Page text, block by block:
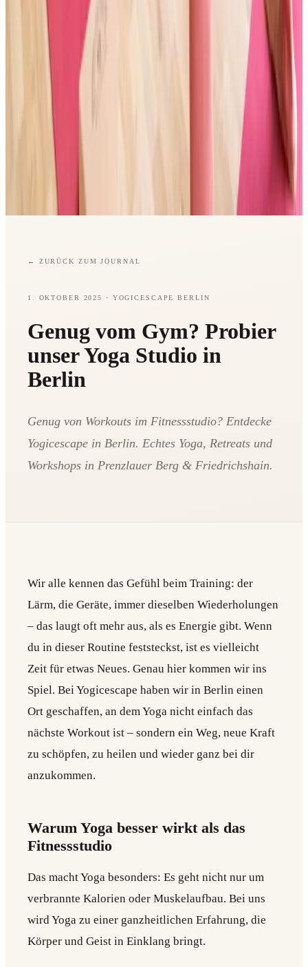
← ZURÜCK ZUM JOURNAL
1. OKTOBER 2025 · YOGICESCAPE BERLIN
Genug vom Gym? Probier
unser Yoga Studio in
Berlin
Genug von Workouts im Fitnessstudio? Entdecke
Yogicescape in Berlin. Echtes Yoga, Retreats und
Workshops in Prenzlauer Berg & Friedrichshain.
Wir alle kennen das Gefühl beim Training: der
Lärm, die Geräte, immer dieselben Wiederholungen
– das laugt oft mehr aus, als es Energie gibt. Wenn
du in dieser Routine feststeckst, ist es vielleicht
Zeit für etwas Neues. Genau hier kommen wir ins
Spiel. Bei Yogicescape haben wir in Berlin einen
Ort geschaffen, an dem Yoga nicht einfach das
nächste Workout ist – sondern ein Weg, neue Kraft
zu schöpfen, zu heilen und wieder ganz bei dir
anzukommen.
Warum Yoga besser wirkt als das
Fitnessstudio
Das macht Yoga besonders: Es geht nicht nur um
verbrannte Kalorien oder Muskelaufbau. Bei uns
wird Yoga zu einer ganzheitlichen Erfahrung, die
Körper und Geist in Einklang bringt.